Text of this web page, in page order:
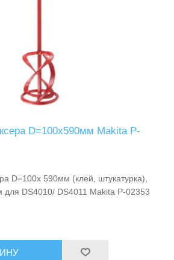
D=100х590мм Makita P-
D=100х 590мм (клей, штукатурка),
для DS4010/ DS4011 Makita P-02353